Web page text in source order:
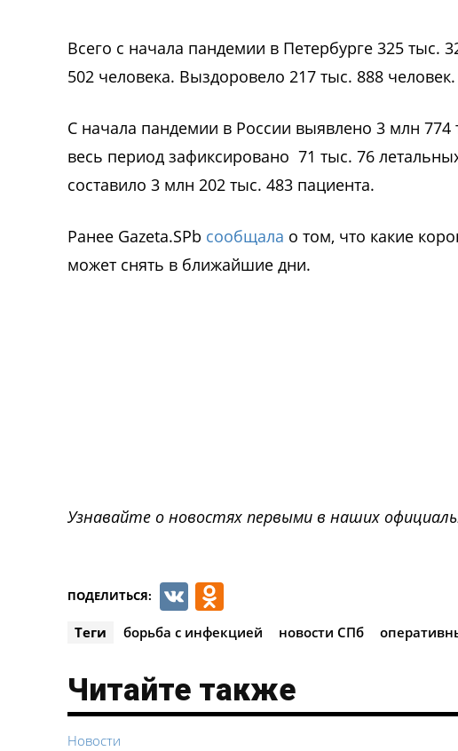
Всего с начала пандемии в Петербурге 325 тыс.
502 человека. Выздоровело 217 тыс. 888 человек.
С начала пандемии в России выявлено 3 млн 774
весь период зафиксировано 71 тыс. 76
составило 3 млн 202 тыс. 483 пациента.
Ранее Gazeta.SPb сообщала о том, что какие
может снять в ближайшие дни.
Узнавайте о новостях первыми в наших
ПОДЕЛИТЬСЯ: VK
Теги борьба с инфекцией новости СПб
Читайте также
Новости